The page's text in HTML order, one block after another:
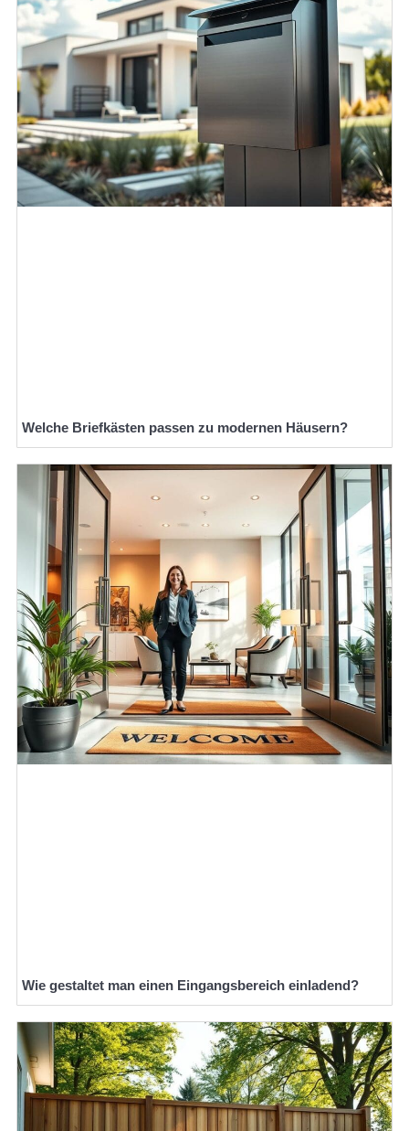
Welche Briefkästen passen zu modernen Häusern?
Wie gestaltet man einen Eingangsbereich einladend?